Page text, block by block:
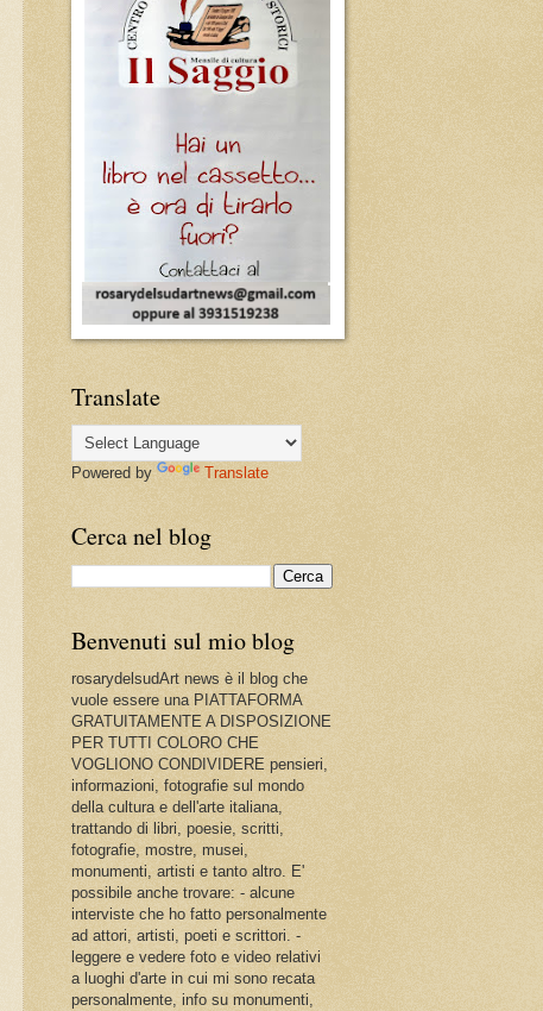
Translate
Powered by Translate
Cerca nel blog
Benvenuti sul mio blog
rosarydelsudArt news è il blog che
vuole essere una PIATTAFORMA
GRATUITAMENTE A DISPOSIZIONE
PER TUTTI COLORO CHE
VOGLIONO CONDIVIDERE pensieri,
informazioni, fotografie sul mondo
della cultura e dell'arte italiana,
trattando di libri, poesie, scritti,
fotografie, mostre, musei,
monumenti, artisti e tanto altro. E'
possibile anche trovare: - alcune
interviste che ho fatto personalmente
ad attori, artisti, poeti e scrittori. -
leggere e vedere foto e video relativi
a luoghi d'arte in cui mi sono recata
personalmente, info su monumenti,